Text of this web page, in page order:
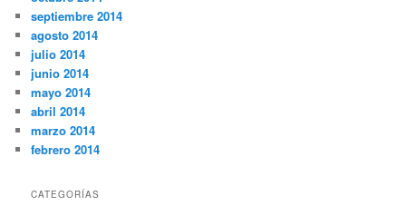
septiembre 2014
agosto 2014
julio 2014
junio 2014
mayo 2014
abril 2014
marzo 2014
febrero 2014
CATEGORÍAS